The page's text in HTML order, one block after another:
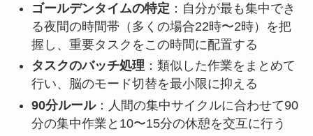
ゴールデンタイムの特定 ：自分が最も集中でき
る夜間の時間帯（多くの場合22時〜2時）を把
握し、重要タスクをこの時間に配置する
タスクのバッチ処理 ：類似した作業をまとめて
行い、脳のモード切替を最小限に抑える
90分ルール：人間の集中サイクルに合わせて90
分の集中作業と10〜15分の休憩を交互に行う